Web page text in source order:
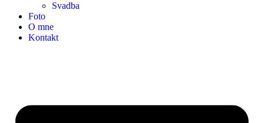
Svadba
Foto
O mne
Kontakt